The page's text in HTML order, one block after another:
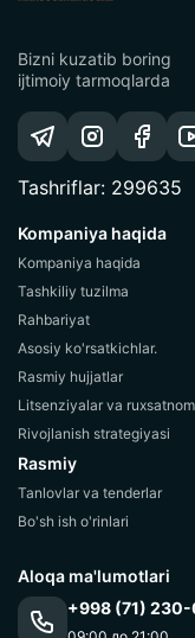
Bizni kuzatib boring
ijtimoiy tarmoqlarda
Tashriflar: 299635
Kompaniya haqida
Kompaniya haqida
Tashkiliy tuzilma
Rahbariyat
Asosiy ko'rsatkichlar.
Rasmiy hujjatlar
Litsenziyalar va
Rivojlanish strategiyasi
Rasmiy
Tanlovlar va tenderlar
Bo'sh ish o'rinlari
Aloqa ma'lumotlari
+998 (71)